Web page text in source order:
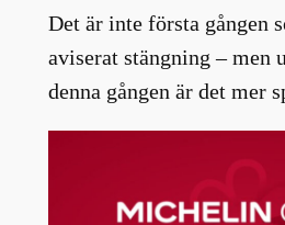
Det är inte första gången
aviserat stängning – men
denna gången är det mer